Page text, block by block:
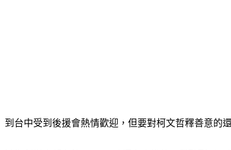
到台中受到後援會熱情歡迎，但要對柯文哲釋善意的